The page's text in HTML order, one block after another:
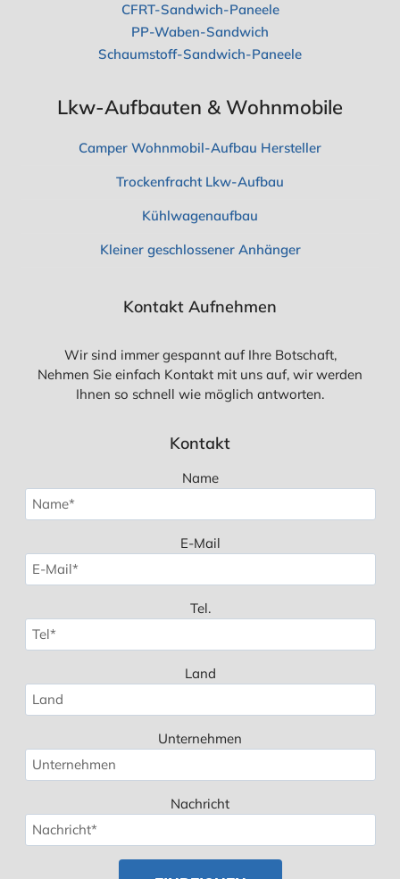
CFRT-Sandwich-Paneele
PP-Waben-Sandwich
Schaumstoff-Sandwich-Paneele
Lkw-Aufbauten & Wohnmobile
Camper Wohnmobil-Aufbau Hersteller
Trockenfracht Lkw-Aufbau
Kühlwagenaufbau
Kleiner geschlossener Anhänger
Kontakt Aufnehmen
Wir sind immer gespannt auf Ihre Botschaft,
Nehmen Sie einfach Kontakt mit uns auf, wir werden
Ihnen so schnell wie möglich antworten.
Kontakt
Name
E-Mail
Tel.
Land
Unternehmen
Nachricht
Spanish